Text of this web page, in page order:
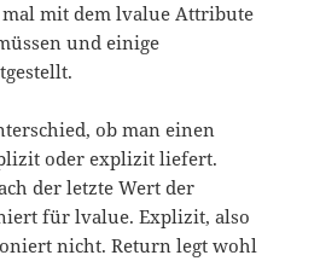
mit dem lvalue Attribute
und einige
ob man einen
oder explizit liefert.
der letzte Wert der
für lvalue. Explizit, also
nicht. Return legt wohl